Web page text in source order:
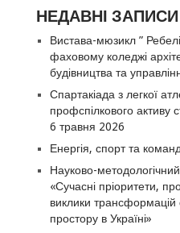
НЕДАВНІ ЗАПИСИ
Вистава-мюзикл ”
фаховому коледжі
будівництва та
Спартакіада з легкої
профспілкового активу
6 травня 2026
Енергія, спорт та
Науково-
«Сучасні пріоритети,
виклики трансформацій
простору в Україні»